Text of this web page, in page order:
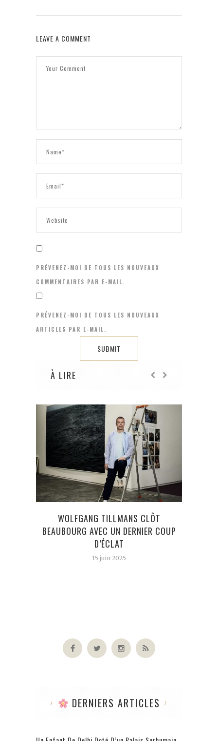
LEAVE A COMMENT
PRÉVENEZ-MOI DE TOUS LES NOUVEAUX
COMMENTAIRES PAR E-MAIL.
PRÉVENEZ-MOI DE TOUS LES NOUVEAUX
ARTICLES PAR E-MAIL.
À LIRE
WOLFGANG TILLMANS CLÔT
BEAUBOURG AVEC UN DERNIER COUP
D’ÉCLAT
15 juin 2025
DERNIERS ARTICLES